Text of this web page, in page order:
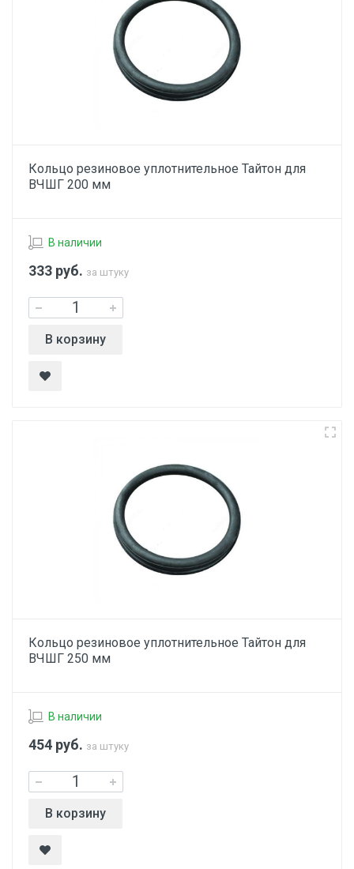
Кольцо резиновое уплотнительное Тайтон для
ВЧШГ 200 мм
В наличии
333 руб. за штуку
В корзину
Кольцо резиновое уплотнительное Тайтон для
ВЧШГ 250 мм
В наличии
454 руб. за штуку
В корзину